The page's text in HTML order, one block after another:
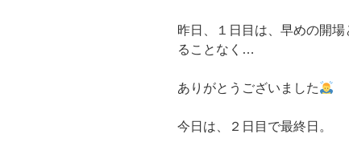
昨日、１日目は、早めの開
ることなく…
ありがとうございました
今日は、２日目で最終日。